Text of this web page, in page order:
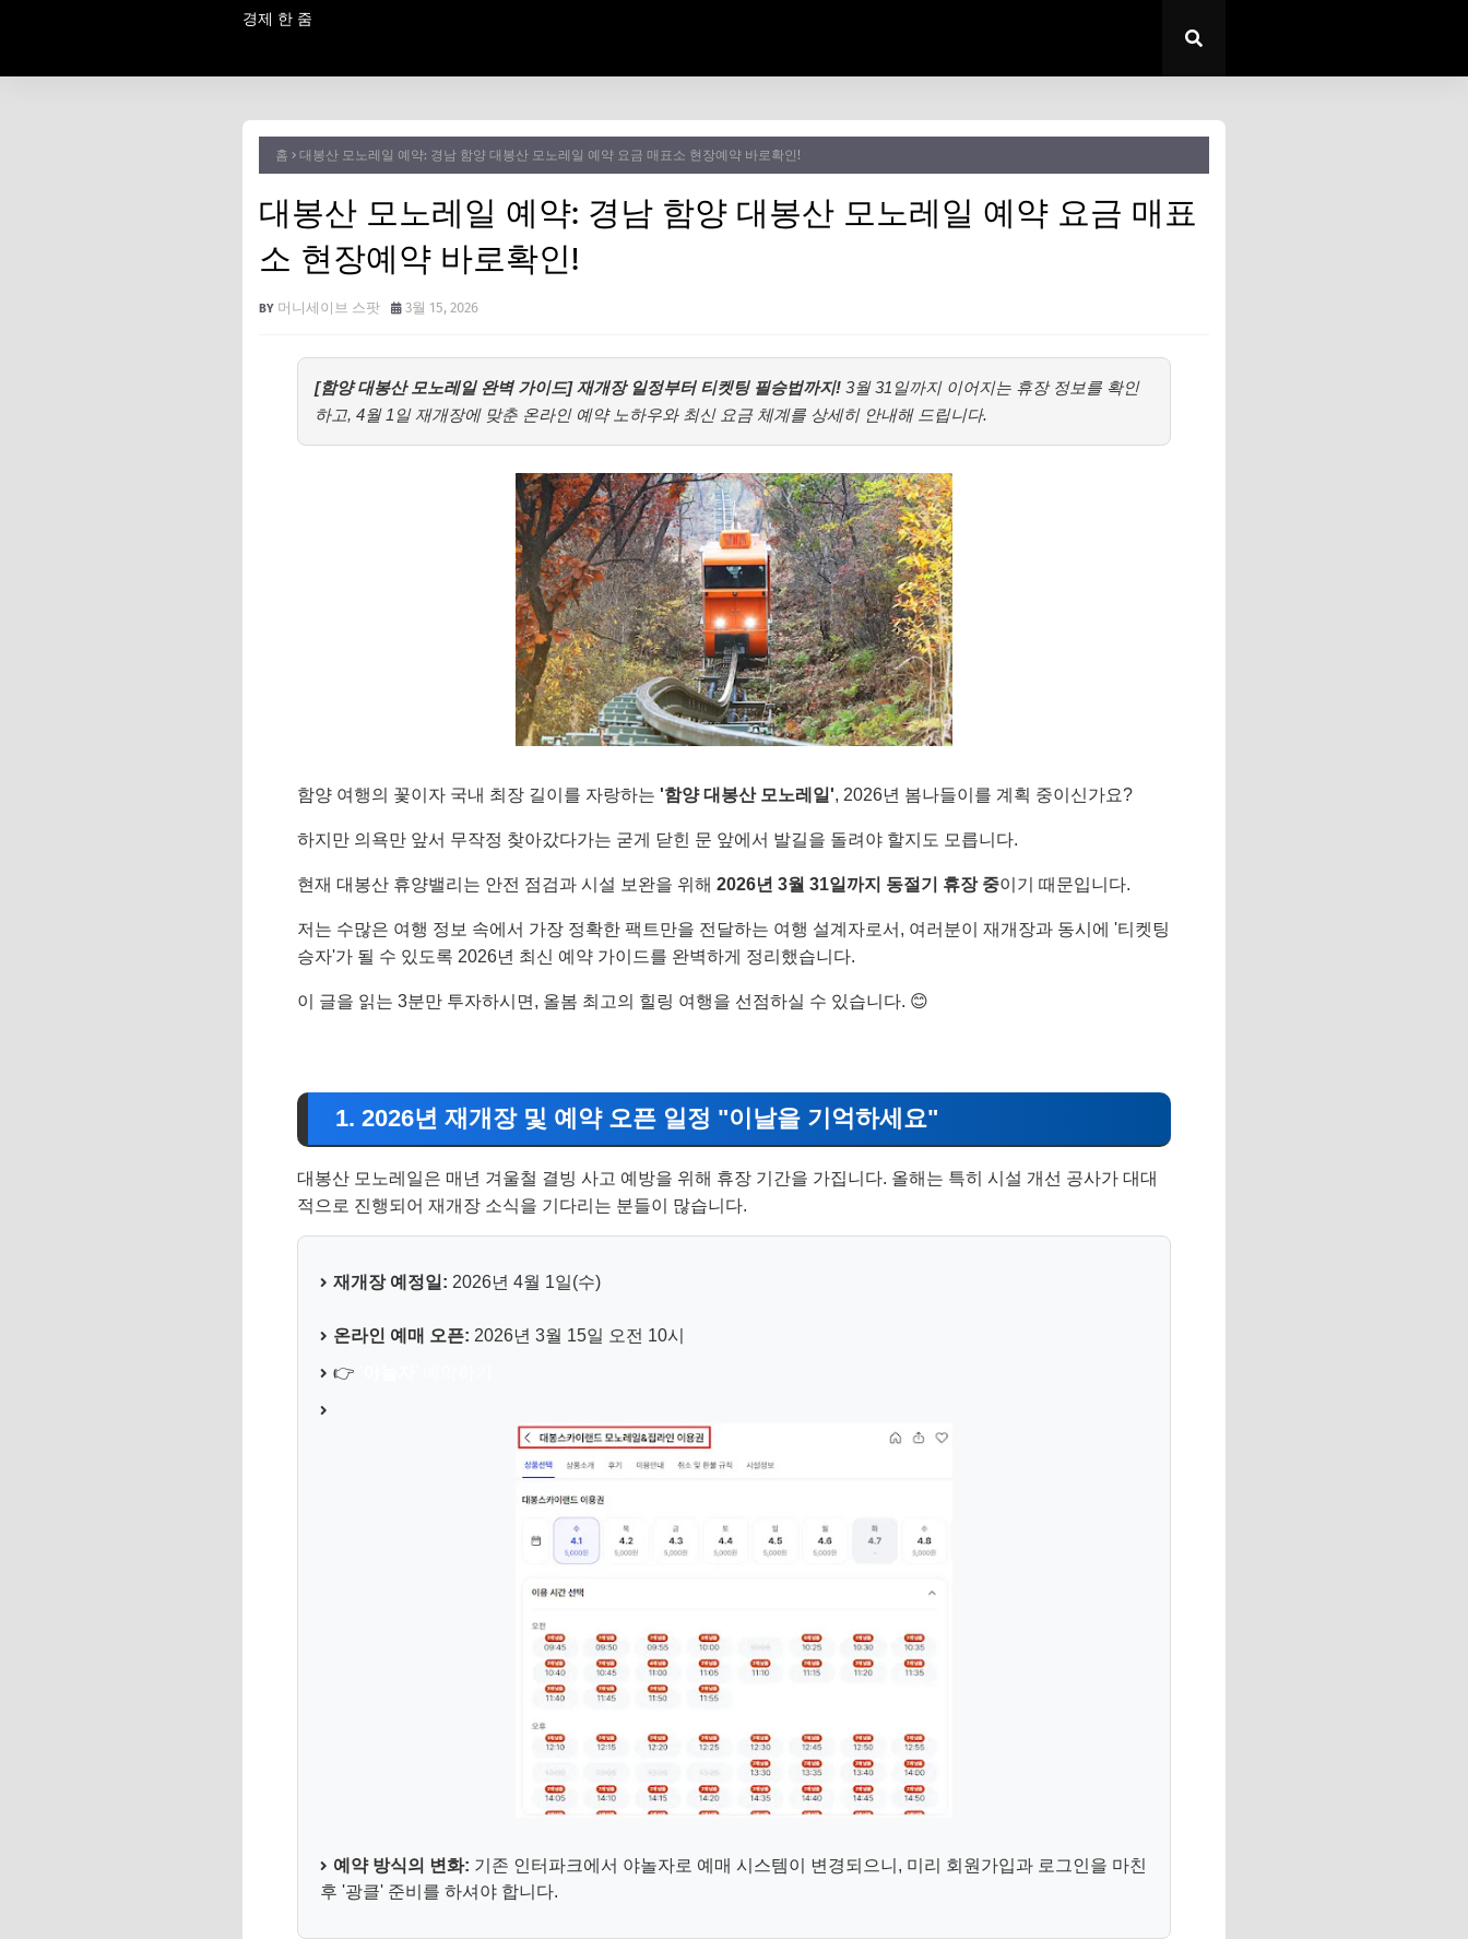
경제 한 줌
홈 대봉산 모노레일 예약: 경남 함양 대봉산 모노레일 예약 요금 매표소 현장예약 바로확인!
대봉산 모노레일 예약: 경남 함양 대봉산 모노레일 예약 요금 매표
소 현장예약 바로확인!
머니세이브 스팟 3월 15, 2026
[함양 대봉산 모노레일 완벽 가이드] 재개장 일정부터 티켓팅 필승법까지! 3월 31일까지 이어지는 휴장 정보를 확인
하고, 4월 1일 재개장에 맞춘 온라인 예약 노하우와 최신 요금 체계를 상세히 안내해 드립니다.
함양 여행의 꽃이자 국내 최장 길이를 자랑하는 '함양 대봉산 모노레일', 2026년 봄나들이를 계획 중이신가요?
하지만 의욕만 앞서 무작정 찾아갔다가는 굳게 닫힌 문 앞에서 발길을 돌려야 할지도 모릅니다.
현재 대봉산 휴양밸리는 안전 점검과 시설 보완을 위해 2026년 3월 31일까지 동절기 휴장 중이기 때문입니다.
저는 수많은 여행 정보 속에서 가장 정확한 팩트만을 전달하는 여행 설계자로서, 여러분이 재개장과 동시에 '티켓팅
승자'가 될 수 있도록 2026년 최신 예약 가이드를 완벽하게 정리했습니다.
이 글을 읽는 3분만 투자하시면, 올봄 최고의 힐링 여행을 선점하실 수 있습니다. 😊
1. 2026년 재개장 및 예약 오픈 일정 "이날을 기억하세요"
대봉산 모노레일은 매년 겨울철 결빙 사고 예방을 위해 휴장 기간을 가집니다. 올해는 특히 시설 개선 공사가 대대
적으로 진행되어 재개장 소식을 기다리는 분들이 많습니다.
재개장 예정일: 2026년 4월 1일(수)
온라인 예매 오픈: 2026년 3월 15일 오전 10시
👉
예약 방식의 변화: 기존 인터파크에서 야놀자로 예매 시스템이 변경되으니, 미리 회원가입과 로그인을 마친
후 '광클' 준비를 하셔야 합니다.